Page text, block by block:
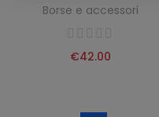
Borse e accessori
€42.00